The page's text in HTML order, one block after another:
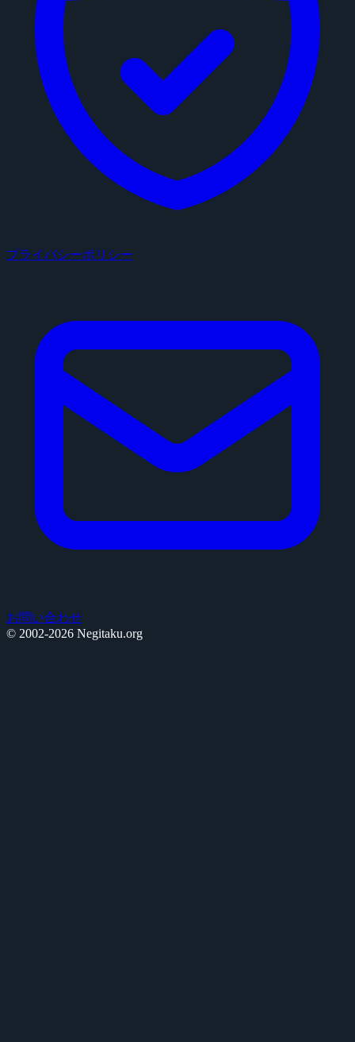
プライバシーポリシー
お問い合わせ
© 2002-2026 Negitaku.org